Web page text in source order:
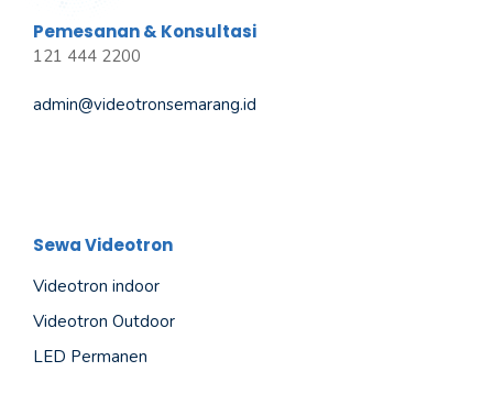
Pemesanan & Konsultasi
121 444 2200
admin@videotronsemarang.id
Sewa Videotron
Videotron indoor
Videotron Outdoor
LED Permanen